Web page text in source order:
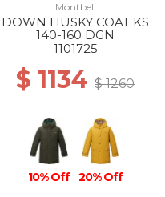
Montbell
DOWN HUSKY COAT KS
140-160 DGN
1101725
$ 1134 $ 1260
10% Off 20% Off